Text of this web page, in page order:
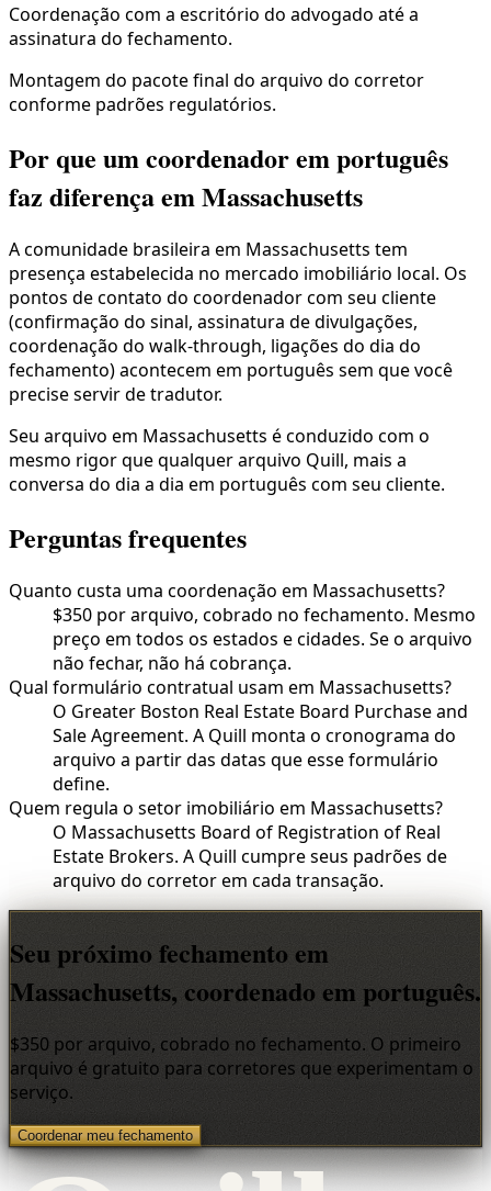
Coordenação com a escritório do advogado até a
assinatura do fechamento.
Montagem do pacote final do arquivo do corretor
conforme padrões regulatórios.
Por que um coordenador em português
faz diferença em Massachusetts
A comunidade brasileira em Massachusetts tem
presença estabelecida no mercado imobiliário local. Os
pontos de contato do coordenador com seu cliente
(confirmação do sinal, assinatura de divulgações,
coordenação do walk-through, ligações do dia do
fechamento) acontecem em português sem que você
precise servir de tradutor.
Seu arquivo em Massachusetts é conduzido com o
mesmo rigor que qualquer arquivo Quill, mais a
conversa do dia a dia em português com seu cliente.
Perguntas frequentes
Quanto custa uma coordenação em Massachusetts?
$350 por arquivo, cobrado no fechamento. Mesmo
preço em todos os estados e cidades. Se o arquivo
não fechar, não há cobrança.
Qual formulário contratual usam em Massachusetts?
O Greater Boston Real Estate Board Purchase and
Sale Agreement. A Quill monta o cronograma do
arquivo a partir das datas que esse formulário
define.
Quem regula o setor imobiliário em Massachusetts?
O Massachusetts Board of Registration of Real
Estate Brokers. A Quill cumpre seus padrões de
arquivo do corretor em cada transação.
Seu próximo fechamento em
Massachusetts, coordenado em português.
$350 por arquivo, cobrado no fechamento. O primeiro
arquivo é gratuito para corretores que experimentam o
serviço.
Coordenar meu fechamento